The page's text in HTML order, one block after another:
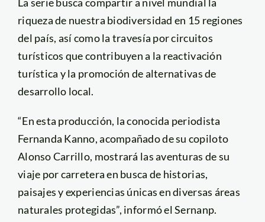
riqueza de nuestra biodiversidad en 15 regiones
del país, así como la travesía por circuitos
turísticos que contribuyen a la reactivación
turística y la promoción de alternativas de
desarrollo local.
“En esta producción, la conocida periodista
Fernanda Kanno, acompañado de su copiloto
Alonso Carrillo, mostrará las aventuras de su
viaje por carretera en busca de historias,
paisajes y experiencias únicas en diversas áreas
naturales protegidas”, informó el Sernanp.